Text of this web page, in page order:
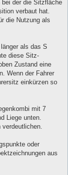
der die Sitzfläche
verbaut hat.
die Nutzung als
als das S
diese Sitz-
Zustand eine
Wenn der Fahrer
einkürzen so
mit 7
Liege unten.
oder
aus